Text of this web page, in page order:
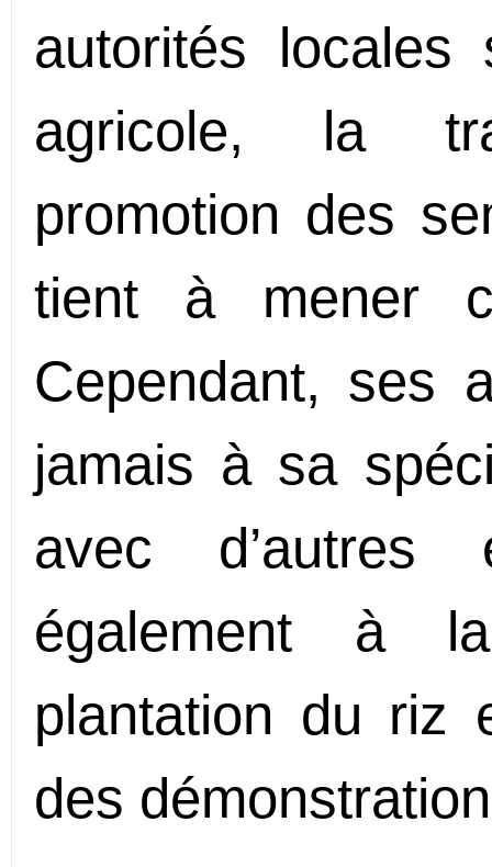
autorités locales
agricole, la
promotion des
tient à mener
Cependant, ses
jamais à sa
avec d’autres
également à
plantation du riz
des